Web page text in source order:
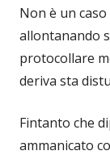
Non è un
allontanando
protocollare
deriva sta
Fintanto che
ammanicato